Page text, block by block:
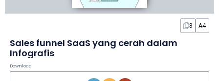
3 A4
Sales funnel SaaS yang cerah dalam
Infografis
Download